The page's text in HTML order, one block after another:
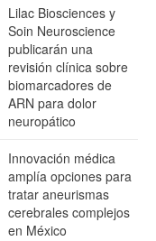
Lilac Biosciences y
Soin Neuroscience
publicarán una
revisión clínica sobre
biomarcadores de
ARN para dolor
neuropático
Innovación médica
amplía opciones para
tratar aneurismas
cerebrales complejos
en México